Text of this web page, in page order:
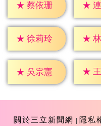
★ 蔡依珊 ★
★ 徐莉玲 ★
★ 吳宗憲 ★
關於三立新聞網 隱私